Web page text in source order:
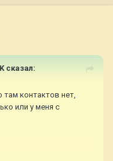
сказал:
там контактов нет,
или у меня с